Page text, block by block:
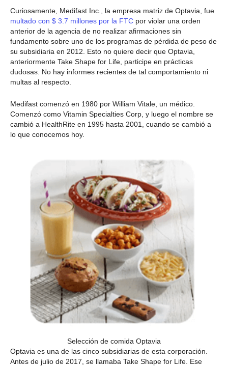
Curiosamente, Medifast Inc., la empresa matriz de Optavia, fue
multado con $ 3.7 millones por la FTC por violar una orden
anterior de la agencia de no realizar afirmaciones sin
fundamento sobre uno de los programas de pérdida de peso de
su subsidiaria en 2012. Esto no quiere decir que Optavia,
anteriormente Take Shape for Life, participe en prácticas
dudosas. No hay informes recientes de tal comportamiento ni
multas al respecto.
Medifast comenzó en 1980 por William Vitale, un médico.
Comenzó como Vitamin Specialties Corp, y luego el nombre se
cambió a HealthRite en 1995 hasta 2001, cuando se cambió a
lo que conocemos hoy.
Selección de comida Optavia
Optavia es una de las cinco subsidiarias de esta corporación.
Antes de julio de 2017, se llamaba Take Shape for Life. Ese